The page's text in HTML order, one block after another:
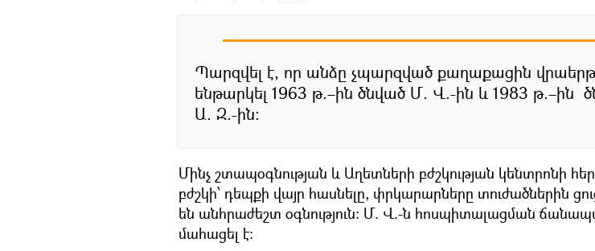
Պարզվել է, որ անձը չպարզված քաղաքացին
ենթարկել 1963 թ.–ին ծնված Մ. Վ.-ին և 1983 թ.–ին
Ա. Զ.-ին:
Մինչ շտապօգնության և Աղետների բժշկության կենտրոնի
բժշկի՝ դեպքի վայր հասնելը, փրկարարները տուժածներին
են անհրաժեշտ օգնություն: Մ. Վ.-ն հոսպիտալացման
մահացել է: